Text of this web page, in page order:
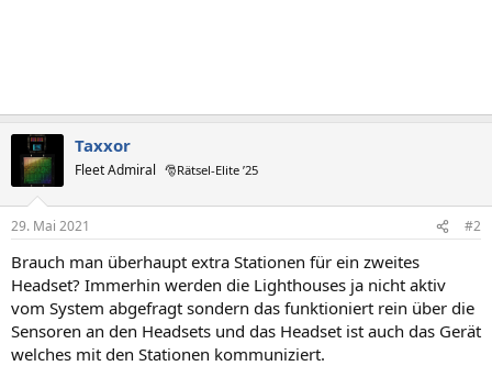
Taxxor
Fleet Admiral 🎅Rätsel-Elite ’25
29. Mai 2021 #2
Brauch man überhaupt extra Stationen für ein zweites
Headset? Immerhin werden die Lighthouses ja nicht aktiv
vom System abgefragt sondern das funktioniert rein über die
Sensoren an den Headsets und das Headset ist auch das Gerät
welches mit den Stationen kommuniziert.